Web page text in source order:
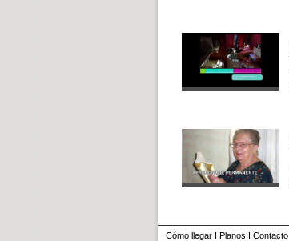
Cómo llegar I Planos I Contacto